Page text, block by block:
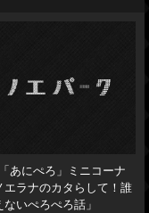
あにぺろ」ミニコーナ
エラナのカタらして！誰
ないぺろぺろ話」